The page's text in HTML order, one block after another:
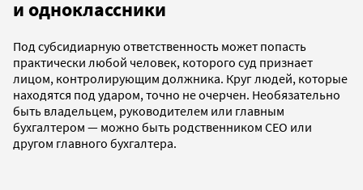
и одноклассники
Под субсидиарную ответственность может попасть
практически любой человек, которого суд признает
лицом, контролирующим должника. Круг людей, которые
находятся под ударом, точно не очерчен. Необязательно
быть владельцем, руководителем или главным
бухгалтером — можно быть родственником СЕО или
другом главного бухгалтера.